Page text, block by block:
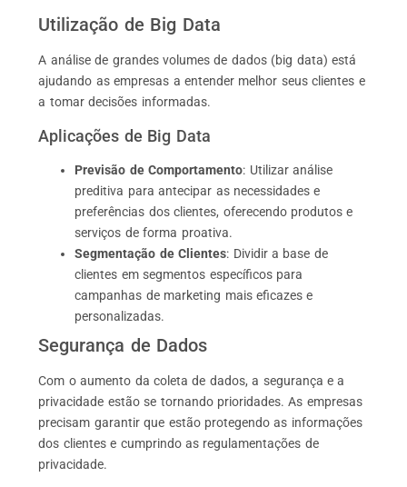
Utilização de Big Data
A análise de grandes volumes de dados (big data) está
ajudando as empresas a entender melhor seus clientes e
a tomar decisões informadas.
Aplicações de Big Data
Previsão de Comportamento: Utilizar análise
preditiva para antecipar as necessidades e
preferências dos clientes, oferecendo produtos e
serviços de forma proativa.
Segmentação de Clientes: Dividir a base de
clientes em segmentos específicos para
campanhas de marketing mais eficazes e
personalizadas.
Segurança de Dados
Com o aumento da coleta de dados, a segurança e a
privacidade estão se tornando prioridades. As empresas
precisam garantir que estão protegendo as informações
dos clientes e cumprindo as regulamentações de
privacidade.